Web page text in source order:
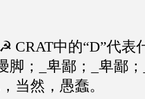
CRAT中的“D”代表
脚；_卑鄙；_卑鄙
当然，愚蠢。